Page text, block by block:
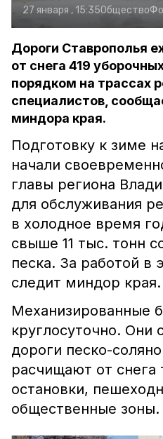
27 января , 15:35Общество
Дороги Ставрополья
от снега 419
порядком на трассах
специалистов,
миндора края.
Подготовку к зиме
начали
главы региона
для обслуживания
в холодное время
свыше 11 тыс. тонн
песка. За работой в
следит миндор края.
Механизированные
круглосуточно. Они
дороги песко-
расчищают от снега
остановки,
общественные зоны.